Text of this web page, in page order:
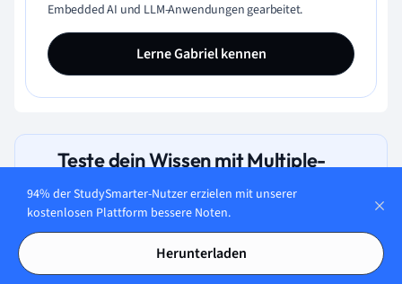
Embedded AI und LLM-Anwendungen gearbeitet.
Lerne Gabriel kennen
Teste dein Wissen mit Multiple-
Choice-Karteikarten
Welche Inhalte können
94% der StudySmarter-Nutzer erzielen mit unserer
kostenlosen Plattform bessere Noten.
Herunterladen